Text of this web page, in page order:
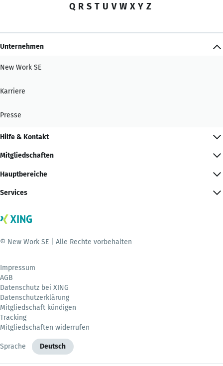
Q R S T U V W X Y Z
Unternehmen
New Work SE
Karriere
Presse
Hilfe & Kontakt
Mitgliedschaften
Hauptbereiche
Services
© New Work SE | Alle Rechte vorbehalten
Impressum
AGB
Datenschutz bei XING
Datenschutzerklärung
Mitgliedschaft kündigen
Tracking
Mitgliedschaften widerrufen
Sprache Deutsch